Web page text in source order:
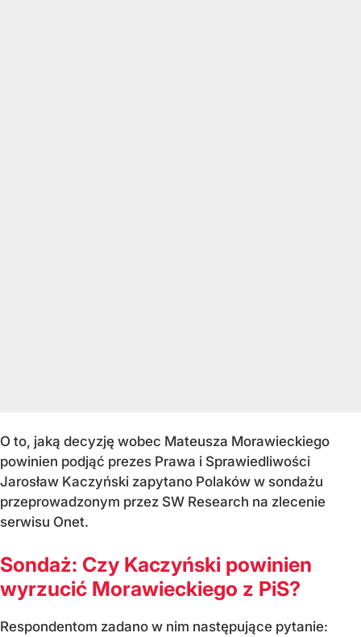
O to, jaką decyzję wobec Mateusza Morawieckiego
powinien podjąć prezes Prawa i Sprawiedliwości
Jarosław Kaczyński zapytano Polaków w sondażu
przeprowadzonym przez SW Research na zlecenie
serwisu Onet.
Sondaż: Czy Kaczyński powinien
wyrzucić Morawieckiego z PiS?
Respondentom zadano w nim następujące pytanie: